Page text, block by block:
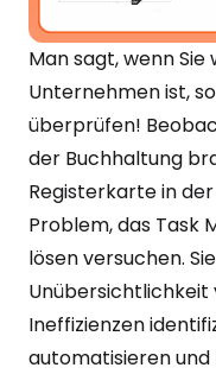
Man sagt, wenn
Unternehmen ist,
überprüfen!
der Buchhaltung
Registerkarte in
Problem, das Task
lösen versuchen.
Unübersichtlichkeit
Ineffizienzen
automatisieren